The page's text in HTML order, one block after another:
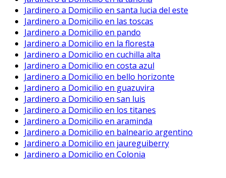
Jardinero a Domicilio en santa lucia del este
Jardinero a Domicilio en las toscas
Jardinero a Domicilio en pando
Jardinero a Domicilio en la floresta
Jardinero a Domicilio en cuchilla alta
Jardinero a Domicilio en costa azul
Jardinero a Domicilio en bello horizonte
Jardinero a Domicilio en guazuvira
Jardinero a Domicilio en san luis
Jardinero a Domicilio en los titanes
Jardinero a Domicilio en araminda
Jardinero a Domicilio en balneario argentino
Jardinero a Domicilio en jaureguiberry
Jardinero a Domicilio en Colonia